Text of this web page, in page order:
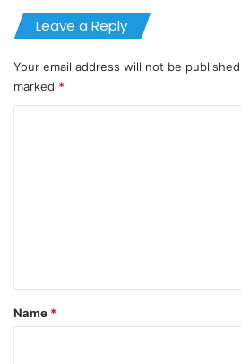
Leave a Reply
Your email address will not be
marked *
*
Name *